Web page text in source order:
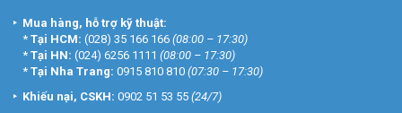
Mua hàng, hỗ trợ kỹ thuật:
* Tại HCM: (028) 35 166 166 (08:00 – 17:30)
* Tại HN: (024) 6256 1111 (08:00 – 17:30)
* Tại Nha Trang: 0915 810 810 (07:30 – 17:30)
Khiếu nại, CSKH: 0902 51 53 55 (24/7)